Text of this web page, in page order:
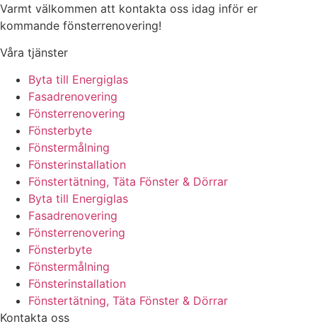
Varmt välkommen att kontakta oss idag inför er
kommande fönsterrenovering!
Våra tjänster
Byta till Energiglas
Fasadrenovering
Fönsterrenovering
Fönsterbyte
Fönstermålning
Fönsterinstallation
Fönstertätning, Täta Fönster & Dörrar
Byta till Energiglas
Fasadrenovering
Fönsterrenovering
Fönsterbyte
Fönstermålning
Fönsterinstallation
Fönstertätning, Täta Fönster & Dörrar
Kontakta oss